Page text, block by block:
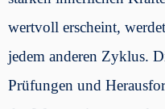
wertvoll erscheint,
jedem anderen Zyklus.
Prüfungen und